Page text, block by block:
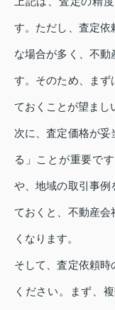
す。ただし、査定依
な場合が多く、不動
す。そのため、まず
ておくことが望まし
次に、査定価格が
る」ことが重要で
や、地域の取引事例
ておくと、不動産会
くなります。
そして、査定依頼時
ください。まず、